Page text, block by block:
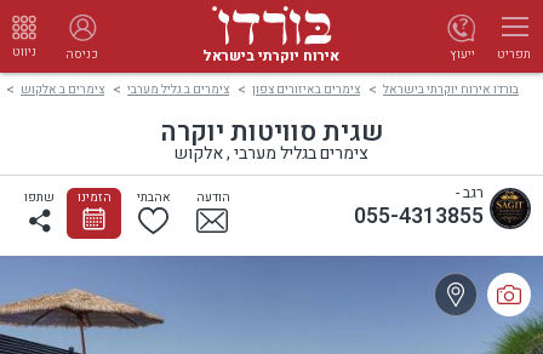
תפריט אירוח יוקרתי בישראל כניסה ניווט ייעוץ
בורדו אירוח יוקרתי בישראל צימרים באיזורים צפון צימרים ב גליל מערבי צימרים ב אלקוש
שגית סוויטות יוקרה
צימרים בגליל מערבי , אלקוש
שתפו הודעה אהבתי הזמינו
055-4313855
רגב -